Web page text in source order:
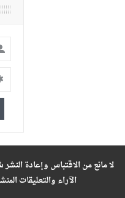
لا مانع من الاقتباس وإعادة
الآراء والتعليقات